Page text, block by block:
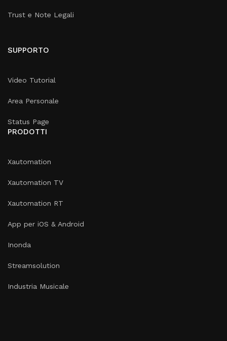
Trust e Note Legali
SUPPORTO
Video Tutorial
Area Personale
Status Page
PRODOTTI
Xautomation
Xautomation TV
Xautomation RT
App per iOS & Android
Inonda
Streamsolution
Industria Musicale